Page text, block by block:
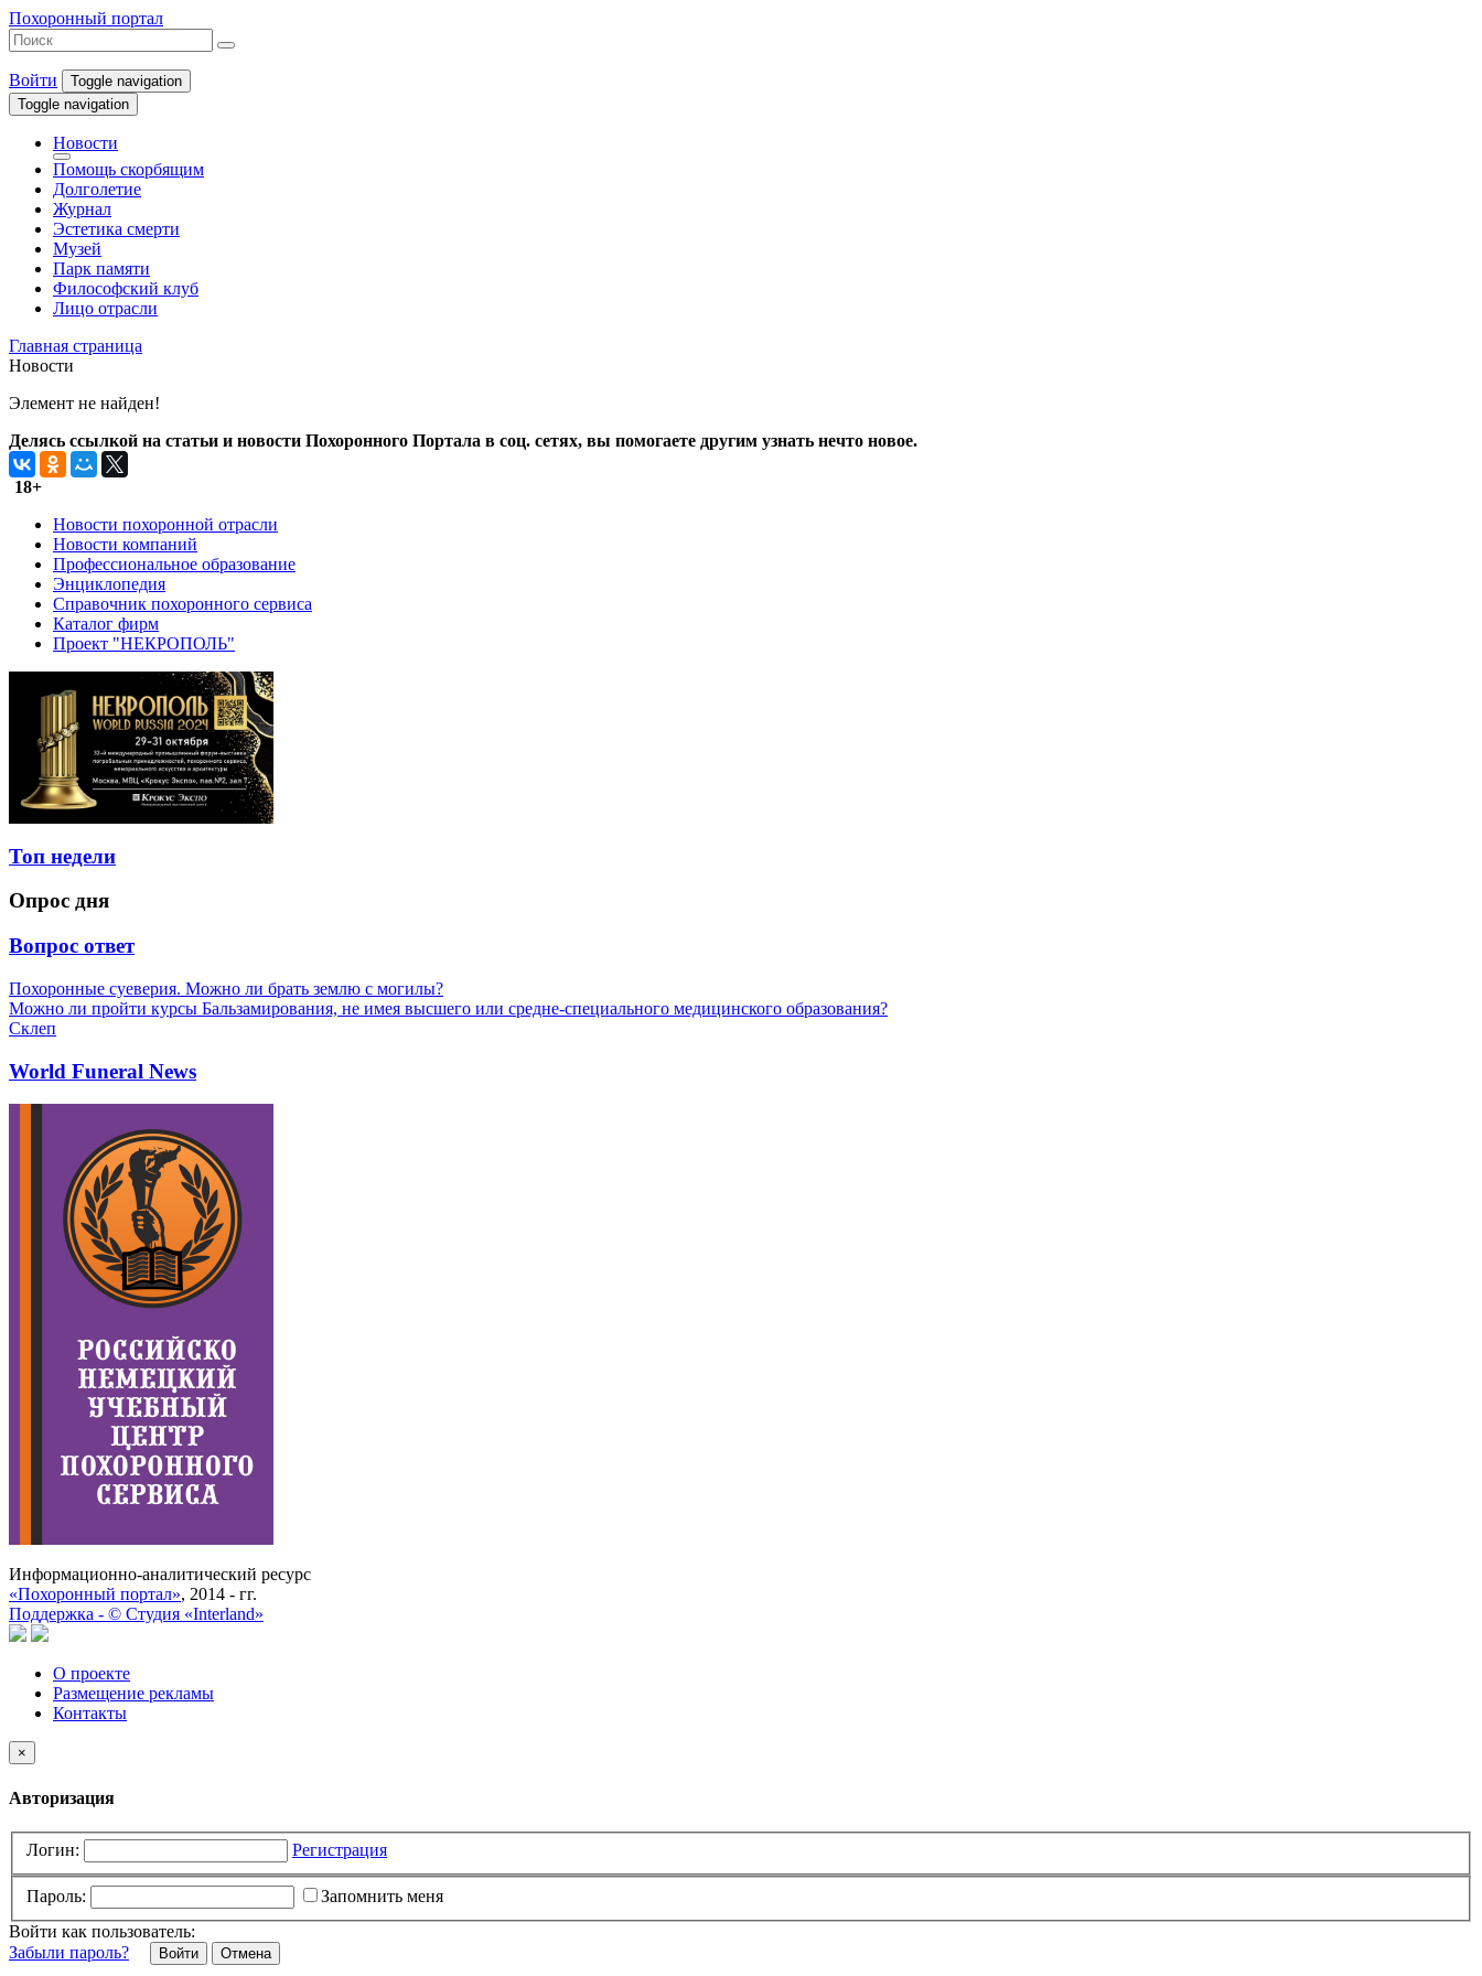
Похоронный портал
Войти
Toggle navigation
Toggle navigation
Новости
Помощь скорбящим
Долголетие
Журнал
Эстетика смерти
Музей
Парк памяти
Философский клуб
Лицо отрасли
Главная страница
Новости
Элемент не найден!
Делясь ссылкой на статьи и новости Похоронного Портала в соц. сетях, вы помогаете другим узнать нечто новое.
18+
Новости похоронной отрасли
Новости компаний
Профессиональное образование
Энциклопедия
Справочник похоронного сервиса
Каталог фирм
Проект "НЕКРОПОЛЬ"
Топ недели
Опрос дня
Вопрос ответ
Похоронные суеверия. Можно ли брать землю с могилы?
Можно ли пройти курсы Бальзамирования, не имея высшего или средне-специального медицинского образования?
Склеп
World Funeral News
Информационно-аналитический ресурс
«Похоронный портал», 2014 - гг.
Поддержка - © Cтудия «Interland»
О проекте
Размещение рекламы
Контакты
×
Авторизация
Логин: Регистрация
Пароль:
Запомнить меня
Войти как пользователь:
Забыли пароль?
Отмена